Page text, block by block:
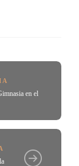
en el